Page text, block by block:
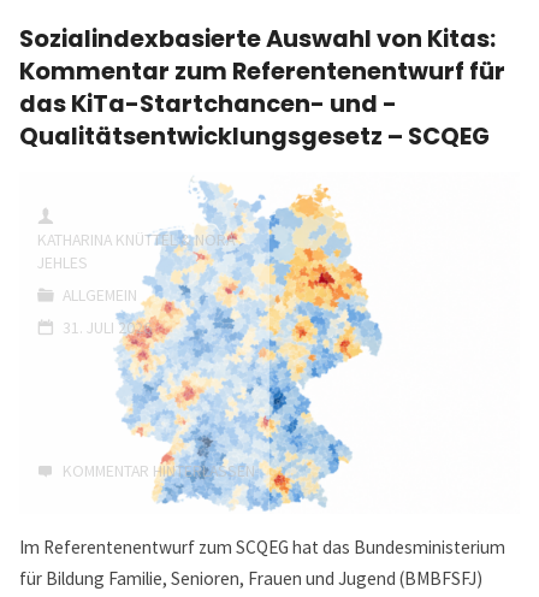
zum
KiTa-
Startchancen-
und
Qualitätsentwicklungsgesetz
SCQEG"
Sozialindexbasierte Auswahl von Kitas:
Kommentar zum Referentenentwurf für
das KiTa-Startchancen- und -
Qualitätsentwicklungsgesetz – SCQEG
KATHARINA KNÜTTEL & NORA
JEHLES
ALLGEMEIN
31. JULI 2026
KOMMENTAR HINTERLASSEN
Im Referentenentwurf zum SCQEG hat das Bundesministerium
für Bildung Familie, Senioren, Frauen und Jugend (BMBFSFJ)